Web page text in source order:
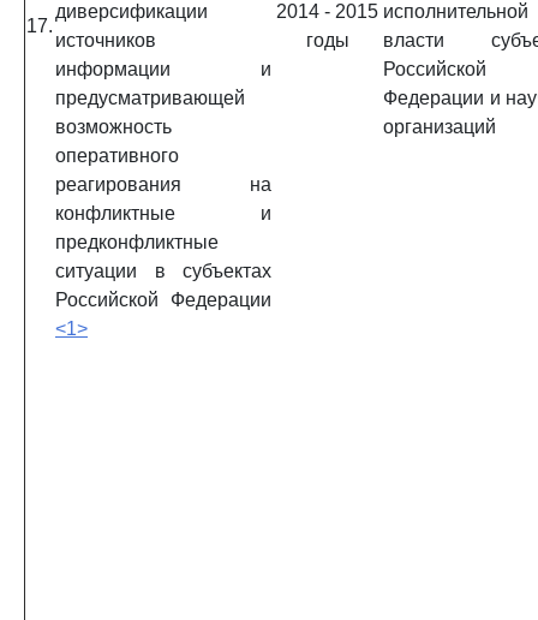
17.
диверсификации
источников
информации и
предусматривающей
возможность
оперативного
реагирования на
конфликтные и
предконфликтные
ситуации в субъектах
Российской Федерации
<1>
2014 - 2015
годы
исполнительной
власти
Российской
Федерации и
организаций